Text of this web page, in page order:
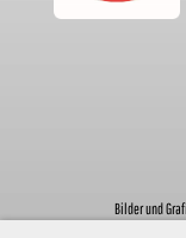
Bilder und